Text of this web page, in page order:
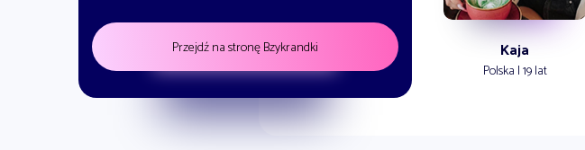
Przejdź na stronę Bzykrandki Kaja
Polska | 19 lat